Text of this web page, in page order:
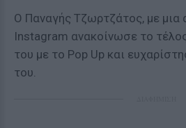
Ο Παναγής Τζωρτζάτος, με μια
Instagram ανακοίνωσε το
του με το Pop Up και
του.